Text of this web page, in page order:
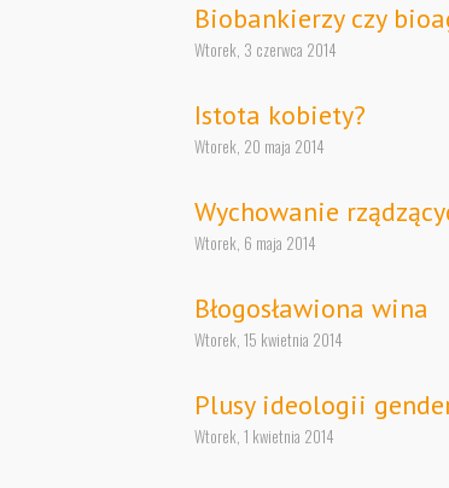
Biobankierzy czy
Wtorek, 3 czerwca 2014
Istota kobiety?
Wtorek, 20 maja 2014
Wychowanie
Wtorek, 6 maja 2014
Błogosławiona wina
Wtorek, 15 kwietnia 2014
Plusy ideologii
Wtorek, 1 kwietnia 2014